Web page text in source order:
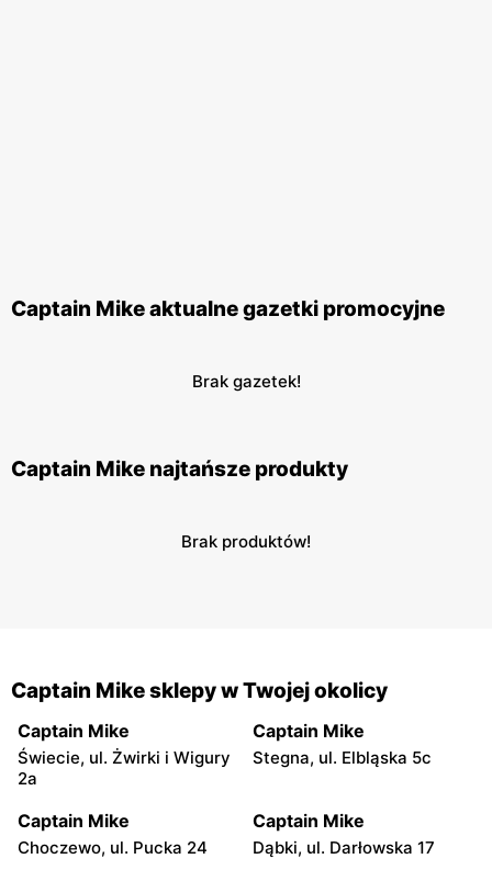
Captain Mike aktualne gazetki promocyjne
Brak gazetek!
Captain Mike najtańsze produkty
Brak produktów!
Captain Mike sklepy w Twojej okolicy
Captain Mike
Świecie, ul. Żwirki i Wigury
2a
Captain Mike
Stegna, ul. Elbląska 5c
Captain Mike
Choczewo, ul. Pucka 24
Captain Mike
Dąbki, ul. Darłowska 17